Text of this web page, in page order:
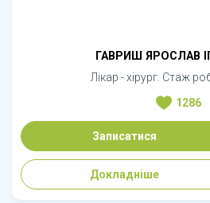
ГАВРИШ ЯРОСЛАВ
Лікар - хірург. Стаж
1286
Записатися
Докладніше